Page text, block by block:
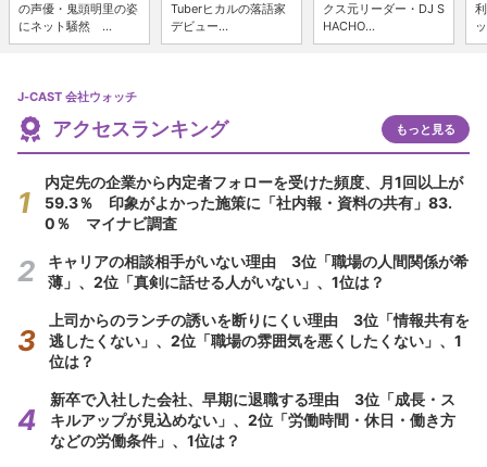
の声優・鬼頭明里の姿
にネット騒然 ...
Tuberヒカルの落語家
デビュー...
クス元リーダー・DJ S
HACHO...
J-CAST 会社ウォッチ
アクセスランキング もっと見る
内定先の企業から内定者フォローを受けた頻度、月1回以上が
59.3％ 印象がよかった施策に「社内報・資料の共有」83.
0％ マイナビ調査
キャリアの相談相手がいない理由 3位「職場の人間関係が希
薄」、2位「真剣に話せる人がいない」、1位は？
上司からのランチの誘いを断りにくい理由 3位「情報共有を
逃したくない」、2位「職場の雰囲気を悪くしたくない」、1
位は？
新卒で入社した会社、早期に退職する理由 3位「成長・ス
キルアップが見込めない」、2位「労働時間・休日・働き方
などの労働条件」、1位は？